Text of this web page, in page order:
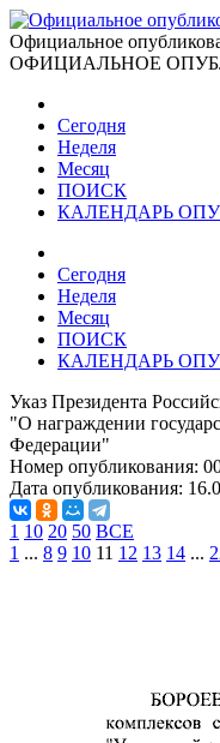
Официальное
ОФИЦИАЛЬНОЕ
Сегодня
Неделя
Месяц
ПОИСК
КАЛЕНДАРЬ
Сегодня
Неделя
Месяц
ПОИСК
КАЛЕНДАРЬ
Указ Президента
"О награждении
Федерации"
Номер опубликования:
Дата опубликования:
1 10 20 50 ВСЕ
1 ... 8 9 10 11 12 13 14 ...